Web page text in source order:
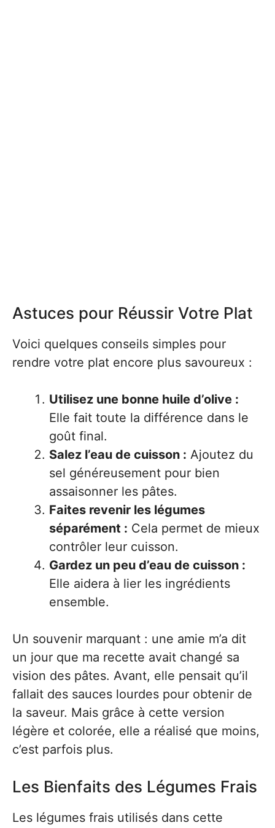
Astuces pour Réussir Votre Plat
Voici quelques conseils simples pour
rendre votre plat encore plus savoureux :
Utilisez une bonne huile d’olive :
Elle fait toute la différence dans le
goût final.
Salez l’eau de cuisson : Ajoutez du
sel généreusement pour bien
assaisonner les pâtes.
Faites revenir les légumes
séparément : Cela permet de mieux
contrôler leur cuisson.
Gardez un peu d’eau de cuisson :
Elle aidera à lier les ingrédients
ensemble.
Un souvenir marquant : une amie m’a dit
un jour que ma recette avait changé sa
vision des pâtes. Avant, elle pensait qu’il
fallait des sauces lourdes pour obtenir de
la saveur. Mais grâce à cette version
légère et colorée, elle a réalisé que moins,
c’est parfois plus.
Les Bienfaits des Légumes Frais
Les légumes frais utilisés dans cette